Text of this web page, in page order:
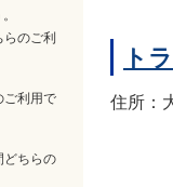
らのご利
ご利用で
どちらの
ト
住所：